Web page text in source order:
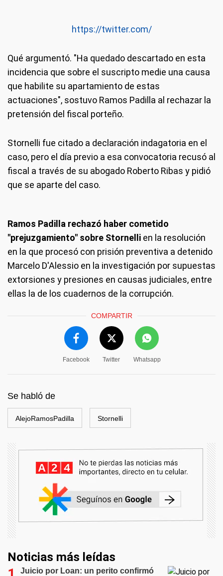
https://twitter.com/
Qué argumentó. "Ha quedado descartado en esta
incidencia que sobre el suscripto medie una causa
que habilite su apartamiento de estas
actuaciones", sostuvo Ramos Padilla al rechazar la
pretensión del fiscal porteño.
Stornelli fue citado a declaración indagatoria en el
caso, pero el día previo a esa convocatoria recusó al
fiscal a través de su abogado Roberto Ribas y pidió
que se aparte del caso.
Ramos Padilla rechazó haber cometido
"prejuzgamiento" sobre Stornelli en la resolución
en la que procesó con prisión preventiva a detenido
Marcelo D'Alessio en la investigación por supuestas
extorsiones y presiones en causas judiciales, entre
ellas la de los cuadernos de la corrupción.
COMPARTIR
Facebook Twitter Whatsapp
Se habló de
AlejoRamosPadilla Stornelli
Noticias más leídas
Juicio por Loan: un perito confirmó